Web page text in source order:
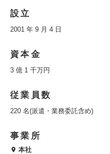
設立
2001 年 9 月 4 日
資本金
3 億 1 千万円
従業員数
220 名(派遣・業務委託含め)
事業所
本社